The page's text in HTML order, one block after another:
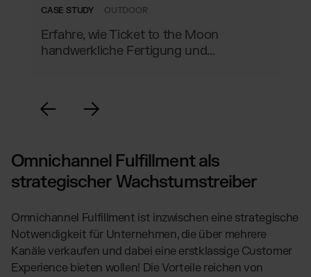
CASE STUDY OUTDOOR
Erfahre, wie Ticket to the Moon
handwerkliche Fertigung und...
Omnichannel Fulfillment als
strategischer Wachstumstreiber
Omnichannel Fulfillment ist inzwischen eine strategische
Notwendigkeit für Unternehmen, die über mehrere
Kanäle verkaufen und dabei eine erstklassige Customer
Experience bieten wollen! Die Vorteile reichen von